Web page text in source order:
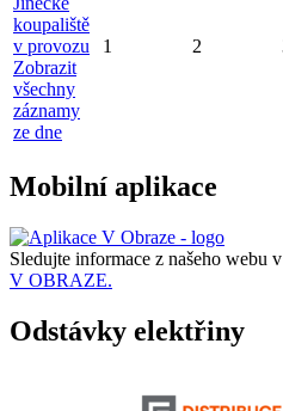
koupaliště
v provozu
Zobrazit
všechny
záznamy
ze dne
1 2
Mobilní aplikace
Sledujte informace z našeho webu v
V OBRAZE.
Odstávky elektřiny